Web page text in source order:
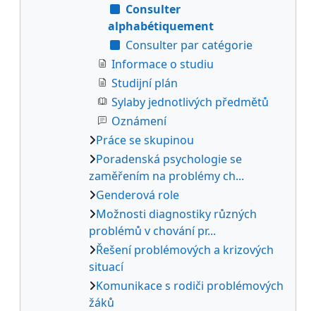
Consulter
alphabétiquement
Consulter par catégorie
Informace o studiu
Studijní plán
Sylaby jednotlivých předmětů
Oznámení
Práce se skupinou
Poradenská psychologie se
zaměřením na problémy ch...
Genderová role
Možnosti diagnostiky různých
problémů v chování pr...
Řešení problémových a krizových
situací
Komunikace s rodiči problémových
žáků